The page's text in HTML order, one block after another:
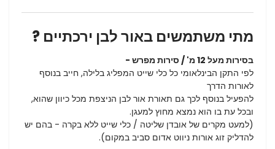
מתי משתמשים באור לבן ירכתיים ?
בסירות מעל 12 מ' / סירות מפרש -
לפי התקן הבינלאומי כל כלי שייט המפליג בלילה, חייב בנוסף
לאורות הדרך
להפעיל בנוסף לכך גם תאורת אור לבן הניצפת מכל כיוון שהוא,
ובכל עת בו הוא נמצא מחוץ למעגן.
(למעט מקרים של אובדן שליטה / כלי שייט ללא בקרה - בהם יש
להדליק זוג אורות ניווט אדום סביב במקום).